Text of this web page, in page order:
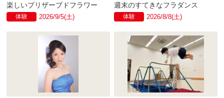
楽しいプリザーブドフラワー
体験 2026/9/5(土)
週末のすてきなフラダンス
体験 2026/8/8(土)